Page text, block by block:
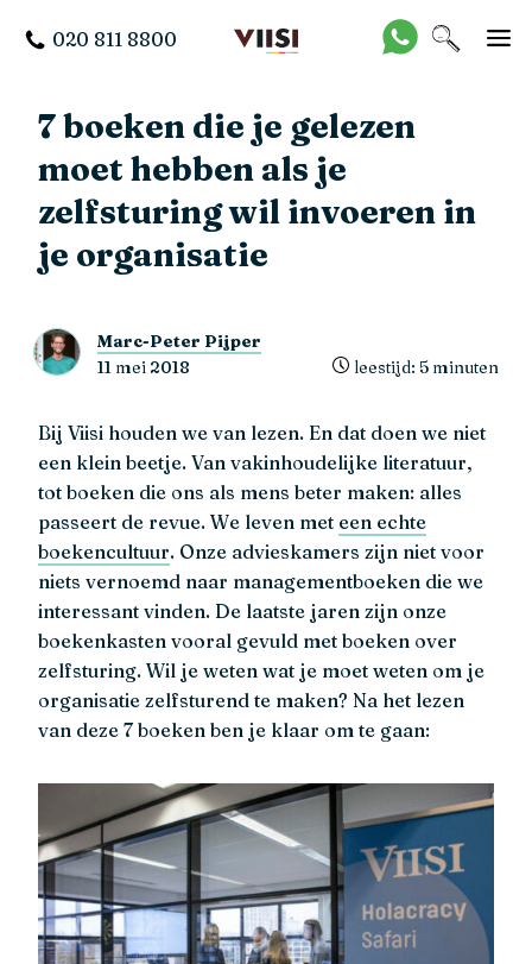
020 811 8800
7 boeken die je gelezen
moet hebben als je
zelfsturing wil invoeren in
je organisatie
Marc-Peter Pijper
11 mei 2018
leestijd: 5 minuten
Bij Viisi houden we van lezen. En dat doen we niet
een klein beetje. Van vakinhoudelijke literatuur,
tot boeken die ons als mens beter maken: alles
passeert de revue. We leven met een echte
boekencultuur. Onze advieskamers zijn niet voor
niets vernoemd naar managementboeken die we
interessant vinden. De laatste jaren zijn onze
boekenkasten vooral gevuld met boeken over
zelfsturing. Wil je weten wat je moet weten om je
organisatie zelfsturend te maken? Na het lezen
van deze 7 boeken ben je klaar om te gaan: